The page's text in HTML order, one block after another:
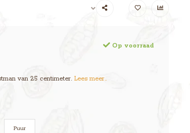
Op voorraad
van 25 centimeter. Lees meer..
Puur